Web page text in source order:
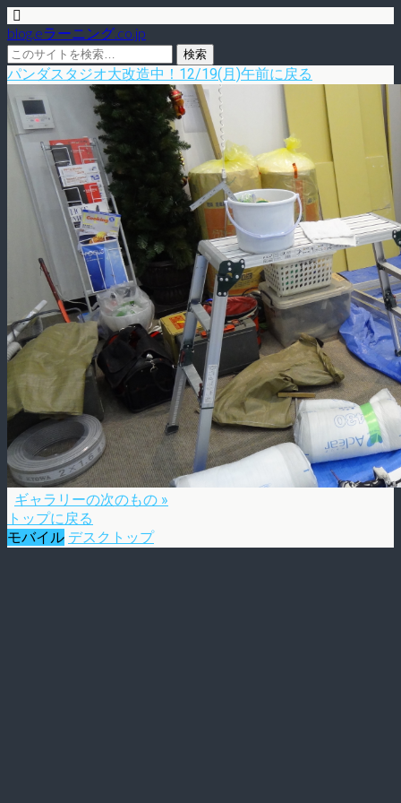
blog.eラーニング.co.jp
パンダスタジオ大改造中！12/19(月)午前に戻る
ギャラリーの次のもの »
トップに戻る
モバイル デスクトップ